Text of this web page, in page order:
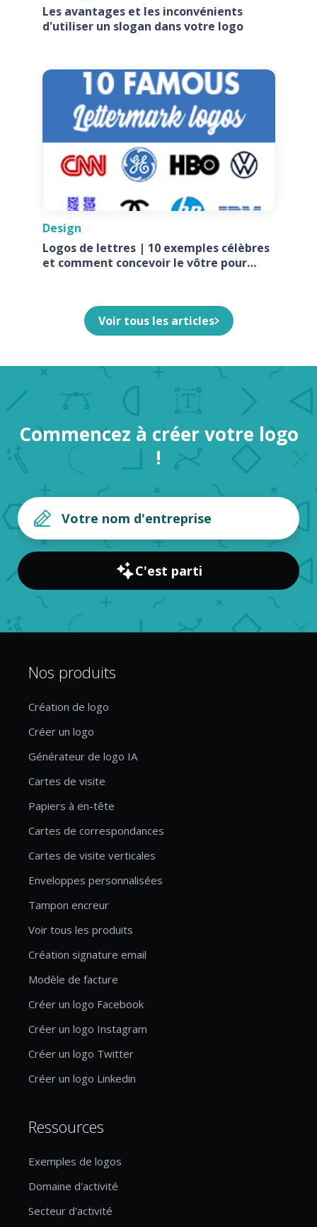
Les avantages et les inconvénients
d'utiliser un slogan dans votre logo
Design
Logos de lettres | 10 exemples célèbres
et comment concevoir le vôtre pour
Voir tous les articles
Commencez à créer votre logo
!
C'est parti
Nos produits
Création de logo
Créer un logo
Générateur de logo IA
Cartes de visite
Papiers à en-tête
Cartes de correspondances
Cartes de visite verticales
Enveloppes personnalisées
Tampon encreur
Voir tous les produits
Création signature email
Modèle de facture
Créer un logo Facebook
Créer un logo Instagram
Créer un logo Twitter
Créer un logo Linkedin
Ressources
Exemples de logos
Domaine d'activité
Secteur d'activité